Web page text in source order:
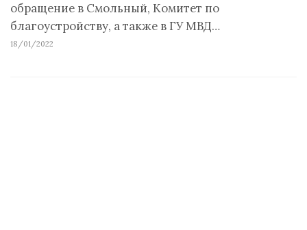
обращение в Смольный, Комитет по
благоустройству, а также в ГУ МВД…
18/01/2022